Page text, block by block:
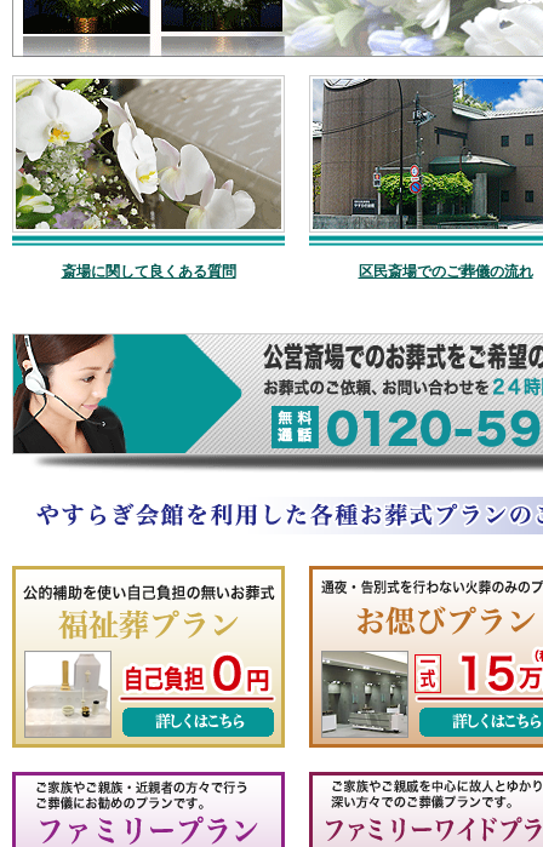
斎場に関して良くある質問 区民斎場でのご葬儀の流れ